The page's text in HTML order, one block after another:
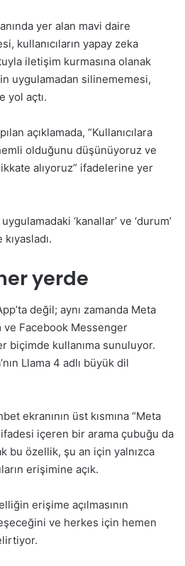
yer alan mavi daire
kullanıcıların yapay zeka
iletişim kurmasına olanak
uygulamadan silinememesi,
yol açtı.
açıklamada, “Kullanıcılara
olduğunu düşünüyoruz ve
alıyoruz” ifadelerine yer
‘kanallar’ ve ‘durum’
yerde
değil; aynı zamanda Meta
ve Facebook Messenger
biçimde kullanıma sunuluyor.
Llama 4 adlı büyük dil
ekranının üst kısmına “Meta
ifadesi içeren bir arama çubuğu da
bu özellik, şu an için yalnızca
erişimine açık.
erişime açılmasının
ve herkes için hemen